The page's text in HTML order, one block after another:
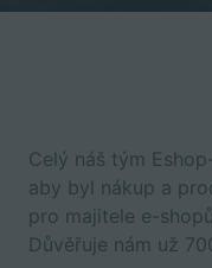
Celý náš tým
aby byl nákup a
pro majitele e-
Důvěřuje nám už